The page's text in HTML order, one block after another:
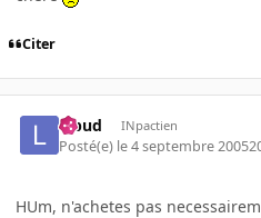
Citer
lebud INpactien
Posté(e) le 4 septembre 2005
HUm, n'achetes pas